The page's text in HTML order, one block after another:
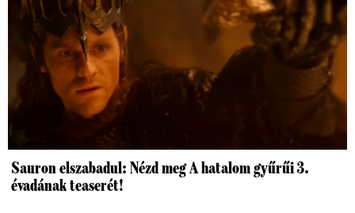
Sauron elszabadul: Nézd meg A hatalom gyűrűi 3.
évadának teaserét!